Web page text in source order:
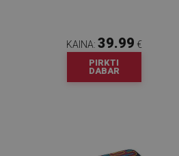
KAINA: 39.99 €
PIRKTI
DABAR